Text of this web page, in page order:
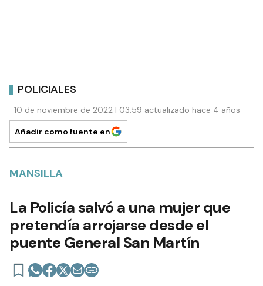
POLICIALES
10 de noviembre de 2022 | 03:59 actualizado hace 4 años
Añadir como fuente en
MANSILLA
La Policía salvó a una mujer que
pretendía arrojarse desde el
puente General San Martín